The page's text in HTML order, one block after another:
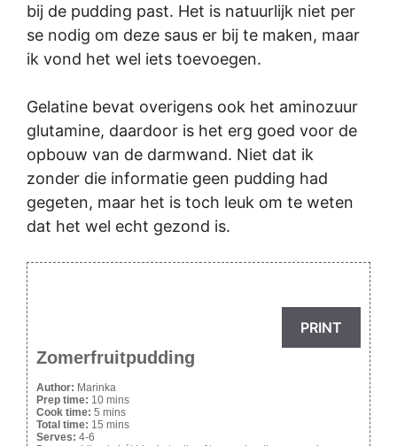
bij de pudding past. Het is natuurlijk niet per
se nodig om deze saus er bij te maken, maar
ik vond het wel iets toevoegen.
Gelatine bevat overigens ook het aminozuur
glutamine, daardoor is het erg goed voor de
opbouw van de darmwand. Niet dat ik
zonder die informatie geen pudding had
gegeten, maar het is toch leuk om te weten
dat het wel echt gezond is.
PRINT
Zomerfruitpudding
Author: Marinka
Prep time: 10 mins
Cook time: 5 mins
Total time: 15 mins
Serves: 4-6